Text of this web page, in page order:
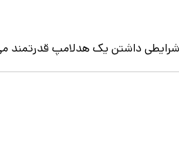
داشتن یک هدلامپ قدرتمند